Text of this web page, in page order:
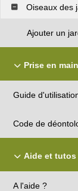
Oiseaux des
Ajouter un
Prise en main
Guide
Code de
Aide et tutos
A l'aide ?